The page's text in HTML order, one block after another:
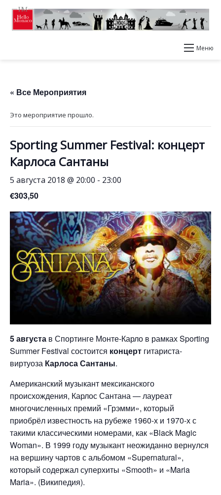
Меню
« Все Мероприятия
Это мероприятие прошло.
Sporting Summer Festival: концерт
Карлоса Сантаны
5 августа 2018 @ 20:00 - 23:00
€303,50
5 августа в Спортинге Монте-Карло в рамках Sporting
Summer Festival состоится концерт гитариста-
виртуоза Карлоса Сантаны.
Американский музыкант мексиканского
происхождения, Карлос Сантана — лауреат
многочисленных премий «Грэмми», который
приобрёл известность на рубеже 1960-х и 1970-х с
такими классическими номерами, как «Black Magic
Woman». В 1999 году музыкант неожиданно вернулся
на вершину чартов с альбомом «Supernatural»,
который содержал суперхиты «Smooth» и «Maria
Maria». (Википедия).